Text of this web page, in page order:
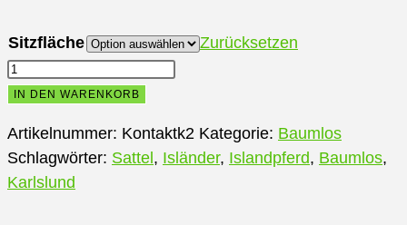
Sitzfläche
Zurücksetzen
Karlslund
K2IN DEN WARENKORB
Artikelnummer: Kontaktk2 Kategorie: Baumlos
Schlagwörter: Sattel , Isländer, Islandpferd, Baumlos,
Karlslund